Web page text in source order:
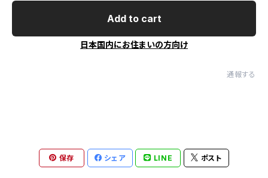
Add to cart
日本国内にお住まいの方向け
通報する
保存 シェア LINE ポスト